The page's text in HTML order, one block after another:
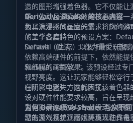
造的图形增强着色器。它不仅能让
量、生动且逼真的效果，更通过一
极具沉浸感的画面元素，将您的游
的美学高度。
Derivative Shader 的核心内容
为了满足不同玩家的需求，
了三个各具特色的预设方案：
Survival（生存）以及 Film（电影
Default（默认）：作为最受玩家
依赖高端硬件的前提下，依然能提
和细腻的画面效果。
Survival（生存）：该预设经过专
视野亮度。这让玩家能够轻松穿行
在阴影中迷失方向的困扰。
Film（电影）：这代表了该着色器
设对硬件性能要求较高，旨在呈现
置电影黑边模式与专业级动态模
您的游戏视觉观感媲美真人动作电
为何 Derivative Shader 与众不
动态天气系统：雨水环境现在具